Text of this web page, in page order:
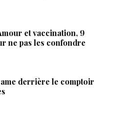
et vaccination, 9
ne pas les confondre
derrière le comptoir